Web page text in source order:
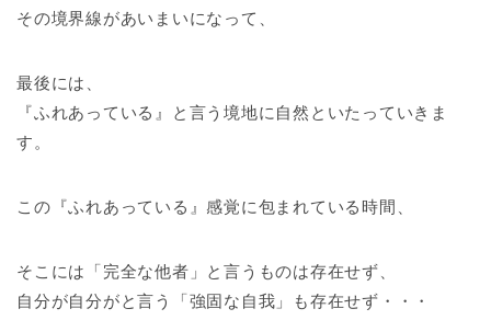
その境界線があいまいになって、
最後には、
『ふれあっている』と言う境地に自然といたっていきま
す。
この『ふれあっている』感覚に包まれている時間、
そこには「完全な他者」と言うものは存在せず、
自分が自分がと言う「強固な自我」も存在せず・・・